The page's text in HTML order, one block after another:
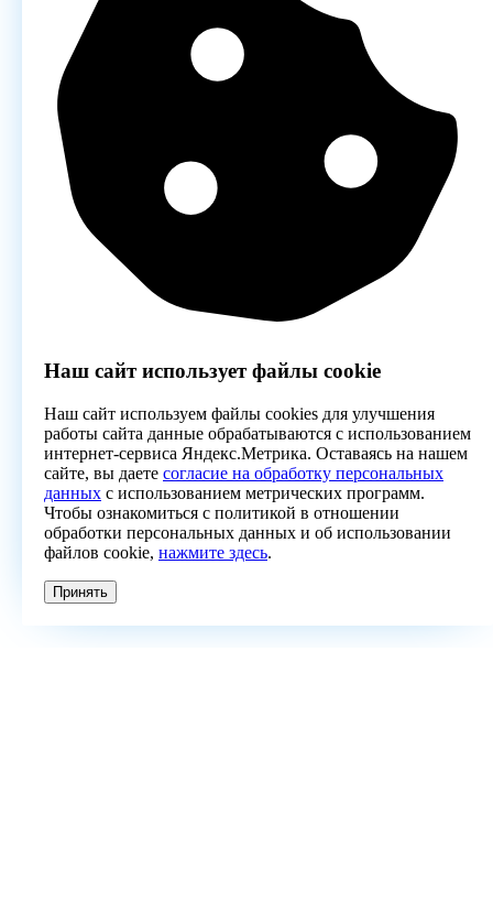
Наш сайт использует файлы cookie
Наш сайт используем файлы cookies для улучшения
работы сайта данные обрабатываются с использованием
интернет-сервиса Яндекс.Метрика. Оставаясь на нашем
сайте, вы даете согласие на обработку персональных
данных с использованием метрических программ.
Чтобы ознакомиться с политикой в отношении
обработки персональных данных и об использовании
файлов cookie, нажмите здесь.
Принять